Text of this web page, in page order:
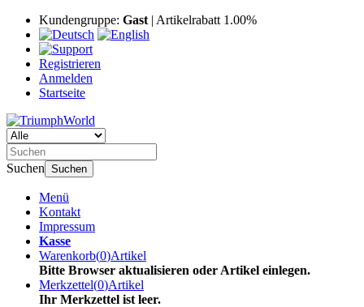
Kundengruppe: Gast | Artikelrabatt 1.00%
Registrieren
Anmelden
Startseite
Suchen Suchen
Menü
Kontakt
Impressum
Kasse
Warenkorb(0)Artikel
Bitte Browser aktualisieren oder Artikel einlegen.
Merkzettel(0)Artikel
Ihr Merkzettel ist leer.